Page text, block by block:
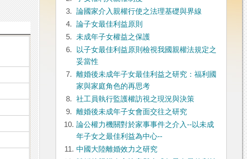
3.
論國家介入親權行使之法理基礎與界線
4.
論子女最佳利益原則
5.
未成年子女權益之保護
6.
以子女最佳利益原則檢視我國親權法規定之
妥當性
7.
離婚後未成年子女最佳利益之研究：福利國
家與家庭角色的再思考
8.
社工員執行監護權訪視之現況與決策
9.
離婚後未成年子女會面交往之研究
10. 論公權力機關對於家事事件之介入--以未成
年子女之最佳利益為中心--
11. 中國大陸離婚效力之研究